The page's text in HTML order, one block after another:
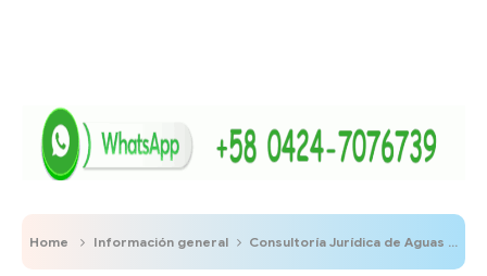
Home Información general Consultoría Jurídica de Aguas de Mérida abordó el municipio Sucre donde detectó más de 60 tomas ilegales